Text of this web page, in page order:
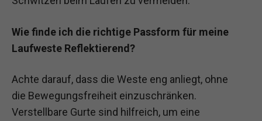
Wie finde ich die richtige Passform für meine
Laufweste Reflektierend?
Achte darauf, dass die Weste eng anliegt, ohne
die Bewegungsfreiheit einzuschränken.
Verstellbare Gurte sind hilfreich, um eine